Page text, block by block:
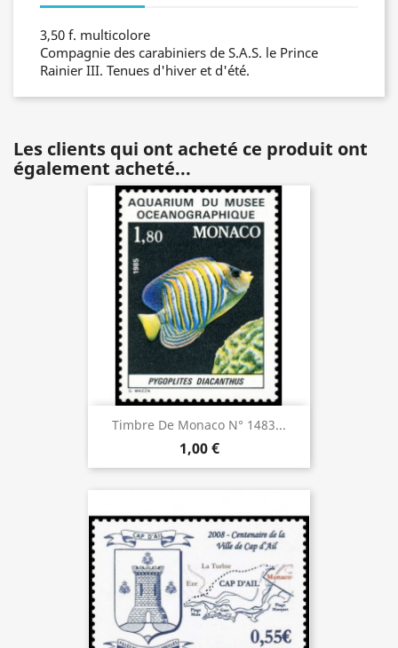
3,50 f. multicolore
Compagnie des carabiniers de S.A.S. le Prince
Rainier III. Tenues d'hiver et d'été.
Les clients qui ont acheté ce produit ont
également acheté...
Timbre De Monaco N° 1483...
1,00 €